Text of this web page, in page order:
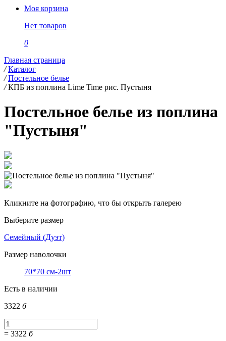
Моя корзина
Нет товаров
0
Главная страница
/ Каталог
/ Постельное белье
/ КПБ из поплина Lime Time рис. Пустыня
Постельное белье из поплина
"Пустыня"
Кликните на фотографию, что бы открыть галерею
Выберите размер
Семейный (Дуэт)
Размер наволочки
70*70 см-2шт
Есть в наличии
3322 б
= 3322 б